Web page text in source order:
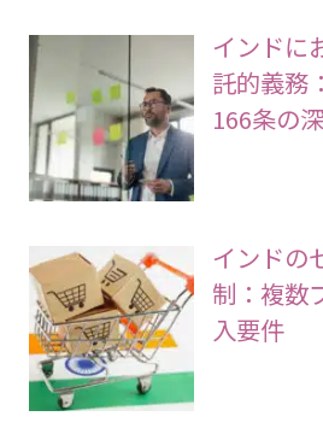
インドに
託的義務
166条の
インドの
制：複数
入要件